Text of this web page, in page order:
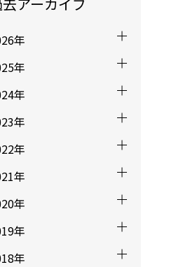
年
年
年
年
年
年
年
年
年